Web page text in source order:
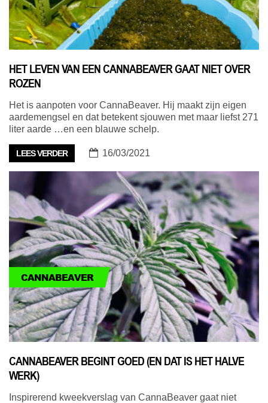
HET LEVEN VAN EEN CANNABEAVER GAAT NIET OVER
ROZEN
Het is aanpoten voor CannaBeaver. Hij maakt zijn eigen
aardemengsel en dat betekent sjouwen met maar liefst 271
liter aarde …en een blauwe schelp.
LEES VERDER 16/03/2021
CANNABEAVER
CANNABEAVER BEGINT GOED (EN DAT IS HET HALVE
WERK)
Inspirerend kweekverslag van CannaBeaver gaat niet